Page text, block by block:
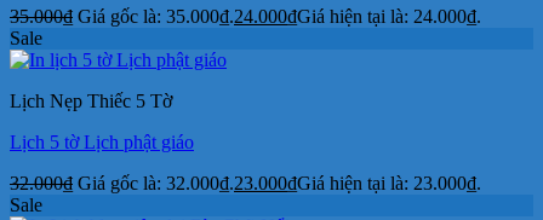
35.000₫ Giá gốc là: 35.000₫.24.000₫Giá hiện tại là: 24.000₫.
Sale
Lịch Nẹp Thiếc 5 Tờ
Lịch 5 tờ Lịch phật giáo
32.000₫ Giá gốc là: 32.000₫.23.000₫Giá hiện tại là: 23.000₫.
Sale